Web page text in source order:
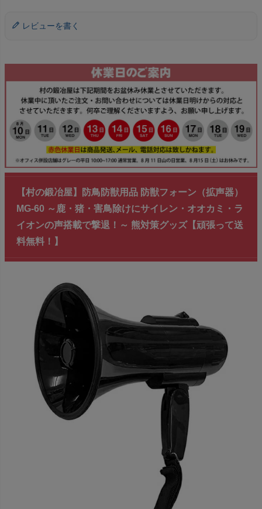
レビューを書く
【村の鍛冶屋】防鳥防獣用品 防獣フォーン（拡声器）
MG-60 ～鹿・猪・害鳥除けにサイレン・オオカミ・ラ
イオンの声搭載で撃退！～ 熊対策グッズ【頑張って送
料無料！】